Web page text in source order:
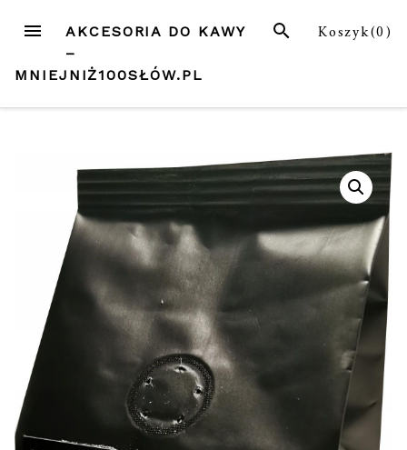
treści
MENU Koszyk(0)
SZUKAJ
AKCESORIA DO KAWY
–
MNIEJNIŻ100SŁÓW.PL